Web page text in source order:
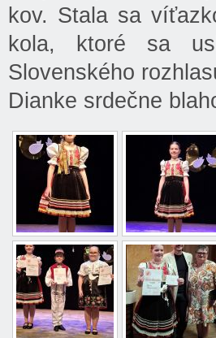
kov. Stala sa
kola, ktoré sa
Slovenského
Dianke srdečne